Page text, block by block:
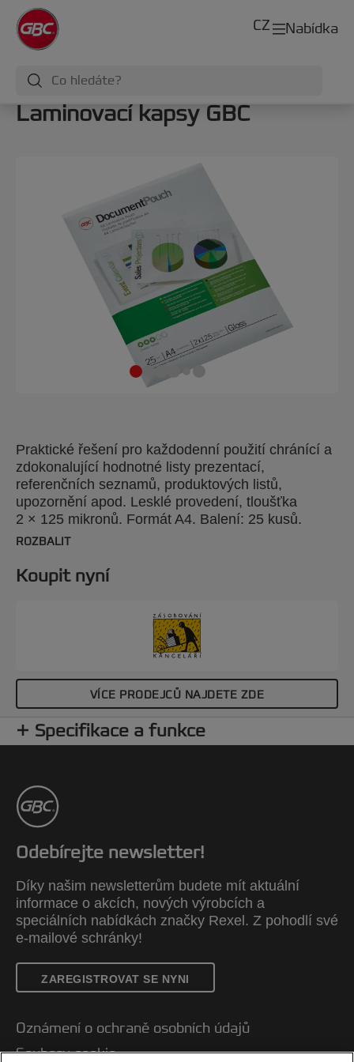
Nabídka
CZ
Laminovací kapsy GBC
Praktické řešení pro každodenní použití chránící a
zdokonalující hodnotné listy prezentací,
referenčních seznamů, produktových listů,
upozornění apod. Lesklé provedení, tloušťka
2 × 125 mikronů. Formát A4. Balení: 25 kusů.
ROZBALIT
Koupit nyní
VÍCE PRODEJCŮ NAJDETE ZDE
Specifikace a funkce
Odebírejte newsletter!
Díky našim newsletterům budete mít aktuální
informace o akcích, nových výrobcích a
speciálních nabídkách značky Rexel. Z pohodlí své
e-mailové schránky!
ZAREGISTROVAT SE NYNI
Oznámení o ochraně osobních údajů
Soubory cookie